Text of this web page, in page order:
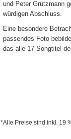
und Peter Grützmann
würdigen Abschluss.
Eine besondere
passendes Foto
das alle 17 Songtitel
*Alle Preise sind inkl. 19